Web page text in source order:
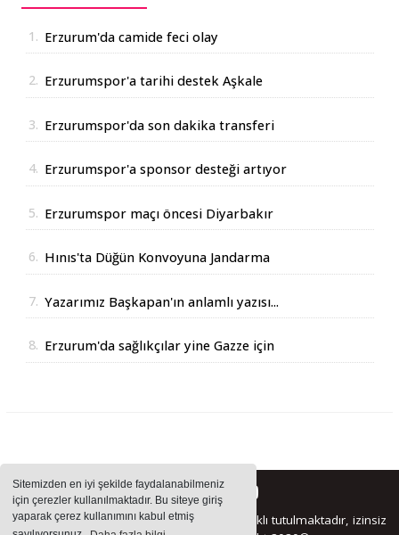
Sitemizden en iyi şekilde faydalanabilmeniz
için çerezler kullanılmaktadır. Bu siteye giriş
yaparak çerez kullanımını kabul etmiş
1. Erzurum'da camide feci olay
2. Erzurumspor'a tarihi destek Aşkale
3. Erzurumspor'da son dakika transferi
4. Erzurumspor'a sponsor desteği artıyor
5. Erzurumspor maçı öncesi Diyarbakır
6. Hınıs'ta Düğün Konvoyuna Jandarma
7. Yazarımız Başkapan'ın anlamlı yazısı...
8. Erzurum'da sağlıkçılar yine Gazze için
Sitemizde bulunan içeriklerin tüm hakları saklı tutulmaktadır, izinsiz